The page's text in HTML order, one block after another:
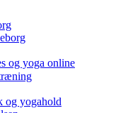
og yoga online
og yogahold